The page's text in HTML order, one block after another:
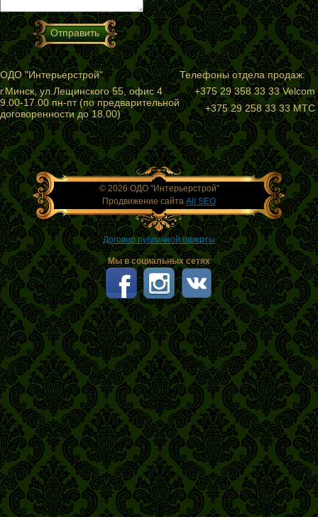
ОДО "Интерьерстрой"
Телефоны отдела продаж:
г.Минск, ул.Лещинского 55, офис 4
+375 29 358 33 33 Velcom
9.00-17.00 пн-пт (по предварительной
договоренности до 18.00)
+375 29 258 33 33 МТС
© 2026 ОДО "Интерьерстрой"
Продвижение сайта All SEO
Договор публичной оферты
Мы в социальных сетях